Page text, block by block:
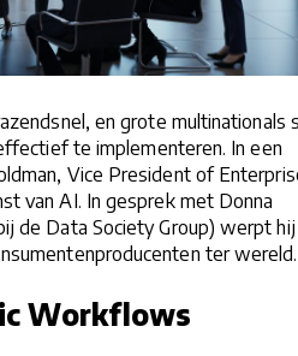
en grote multinationals
te implementeren. In een
Vice President of
van AI. In gesprek met Donna
de Data Society Group) werpt
ter wereld.
Workflows